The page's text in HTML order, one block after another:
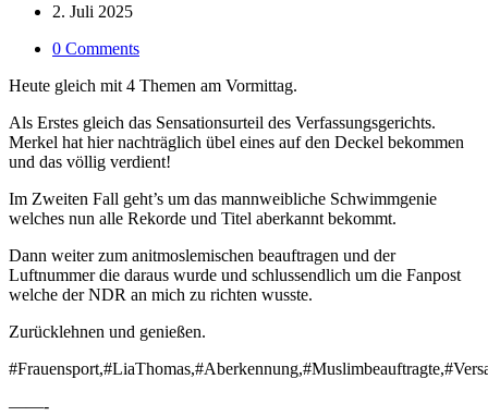
2. Juli 2025
0 Comments
Heute gleich mit 4 Themen am Vormittag.
Als Erstes gleich das Sensationsurteil des Verfassungsgerichts.
Merkel hat hier nachträglich übel eines auf den Deckel bekommen
und das völlig verdient!
Im Zweiten Fall geht’s um das mannweibliche Schwimmgenie
welches nun alle Rekorde und Titel aberkannt bekommt.
Dann weiter zum anitmoslemischen beauftragen und der
Luftnummer die daraus wurde und schlussendlich um die Fanpost
welche der NDR an mich zu richten wusste.
Zurücklehnen und genießen.
——-